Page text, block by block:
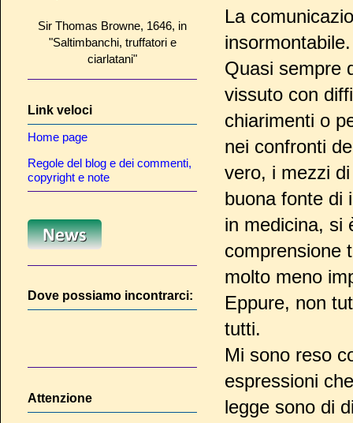
La
insormontabile.
Quasi sempre
vissuto con
chiarimenti o
nei confronti
vero, i mezzi
buona fonte di
in medicina, si
comprensione
molto meno
Eppure, non
tutti.
Mi sono reso
espressioni
legge sono di
Sir Thomas Browne, 1646, in
"Saltimbanchi, truffatori e
ciarlatani"
Link veloci
Home page
Regole del blog e dei commenti,
copyright e note
Dove possiamo incontrarci:
Attenzione